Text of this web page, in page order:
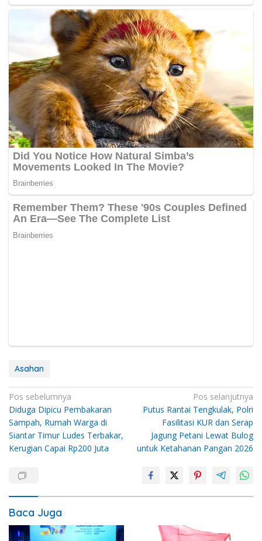
Asahan
Navigasi
pos
Pos sebelumnya
Diduga Dipicu Pembakaran
Sampah, Rumah Warga di
Siantar Timur Ludes Terbakar,
Kerugian Capai Rp200 Juta
Pos selanjutnya
Putus Rantai Tengkulak, Polri
Fasilitasi KUR dan Serap
Jagung Petani Lewat Bulog
untuk Ketahanan Pangan 2026
Baca Juga